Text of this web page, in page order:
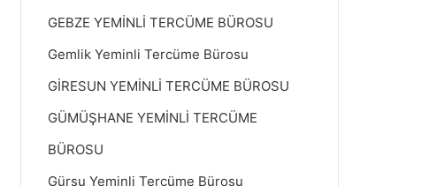
GEBZE YEMİNLİ TERCÜME BÜROSU
Gemlik Yeminli Tercüme Bürosu
GİRESUN YEMİNLİ TERCÜME BÜROSU
GÜMÜŞHANE YEMİNLİ TERCÜME
BÜROSU
Gürsu Yeminli Tercüme Bürosu